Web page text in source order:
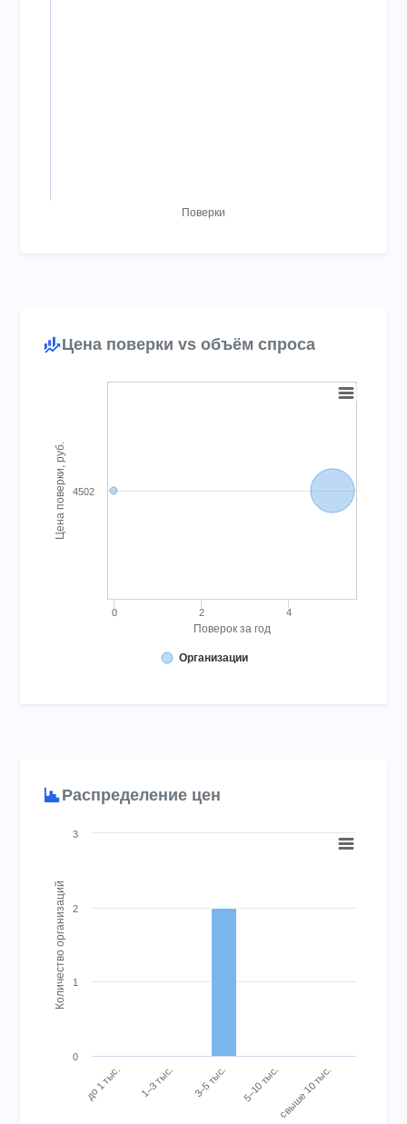
Поверки
Цена поверки vs объём спроса
The chart has 1 X axis displaying Поверок за год. Range: -
The chart has 1 Y axis displaying Цена поверки, руб.. Range:
Поверок за год
Цена поверки, руб.
Организации
0 2 4
4502
Распределение цен
Chart
View as data table, Chart
The chart has 1 X axis displaying categories.
The chart has 1 Y axis displaying Количество организаций.
Количество организаций
до 1 тыс. 1–3 тыс. 3–5 тыс. 5–10 тыс. свыше 10 тыс.
0
1
2
3